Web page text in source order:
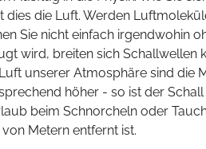
die Luft. Werden
Sie nicht einfach irgendwohin
wird, breiten sich
unserer Atmosphäre sind die
höher - so ist der
beim Schnorcheln oder
Metern entfernt ist.